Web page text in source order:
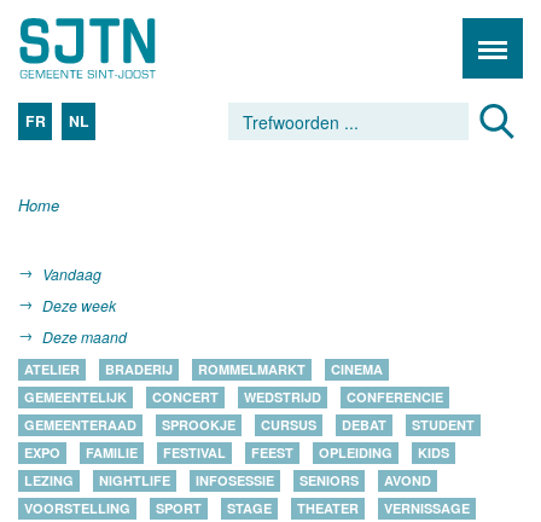
FR NL
Home
Vandaag
Deze week
Deze maand
ATELIER BRADERIJ ROMMELMARKT
CINEMA
GEMEENTELIJK
CONCERT WEDSTRIJD
CONFERENCIE
GEMEENTERAAD
SPROOKJE CURSUS DEBAT
STUDENT
EXPO
FAMILIE FESTIVAL FEEST OPLEIDING
KIDS
LEZING
NIGHTLIFE INFOSESSIE SENIORS
AVOND
VOORSTELLING
SPORT STAGE THEATER
VERNISSAGE